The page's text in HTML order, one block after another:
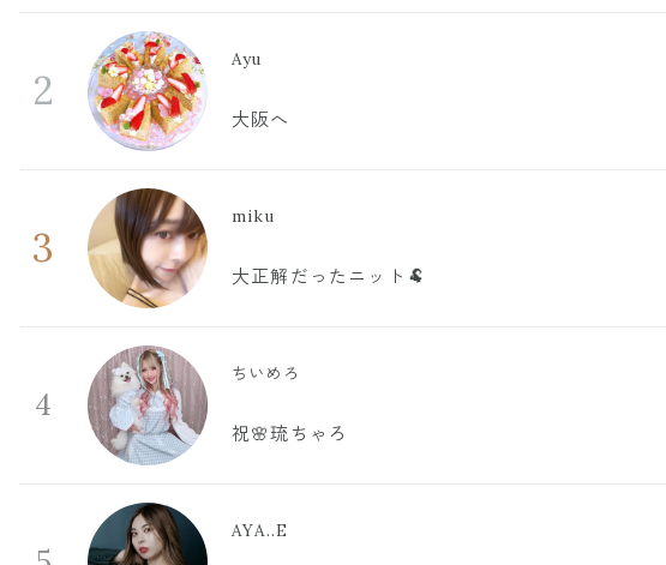
2
Ayu
大阪へ
3
miku
大正解だったニット🐏
4
ちいめろ
祝🌸琉ちゃろ
AYA..E